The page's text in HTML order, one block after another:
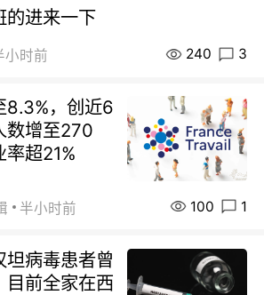
的进来一下
小时前 240 3
8.3%，创近6
数增至270
超21%
半小时前 100 1
病毒患者曾
目前全家在西